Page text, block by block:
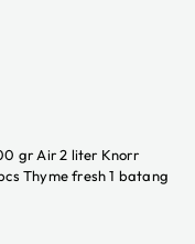
gr Air 2 liter Knorr
Thyme fresh 1 batang